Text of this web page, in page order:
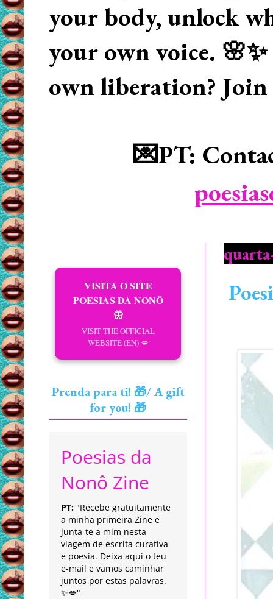
your body, unlock
your own voice.
own liberation? Join
💌PT:
VISITA O SITE
POESIAS DA NONÔ
🦋
VISIT THE OFFICIAL
WEBSITE (EN) 💋
Prenda para ti! 🎁/ A gift
for you! 🎁
Poesias da
Nonô Zine
PT: "Recebe gratuitamente
a minha primeira Zine e
junta-te a mim nesta
viagem de escrita curativa
e poesia. Deixa aqui o teu
e-mail e vamos caminhar
juntos por estas palavras.
✨💋"